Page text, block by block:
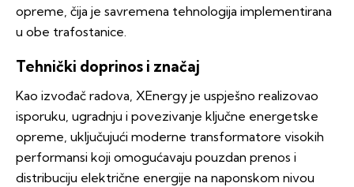
opreme, čija je savremena tehnologija implementirana
u obe trafostanice.
Tehnički doprinos i značaj
Kao izvođač radova, XEnergy je uspješno realizovao
isporuku, ugradnju i povezivanje ključne energetske
opreme, uključujući moderne transformatore visokih
performansi koji omogućavaju pouzdan prenos i
distribuciju električne energije na naponskom nivou